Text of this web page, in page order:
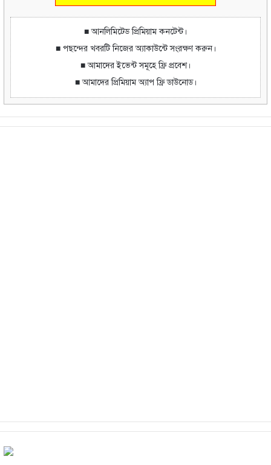
■ আনলিমিটেড প্রিমিয়াম কনটেন্ট।
■ পছন্দের খবরটি নিজের অ্যাকাউন্টে সংরক্ষণ করুন।
■ আমাদের ইভেন্ট সমূহে ফ্রি প্রবেশ।
■ আমাদের প্রিমিয়াম অ্যাপ ফ্রি ডাউনোড।